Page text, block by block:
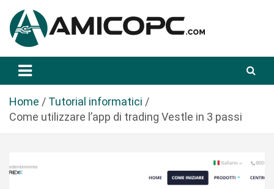
a
Amicopc.com
Home
Tutorial informatici
Come utilizzare l’app di trading Vestle in 3 passi